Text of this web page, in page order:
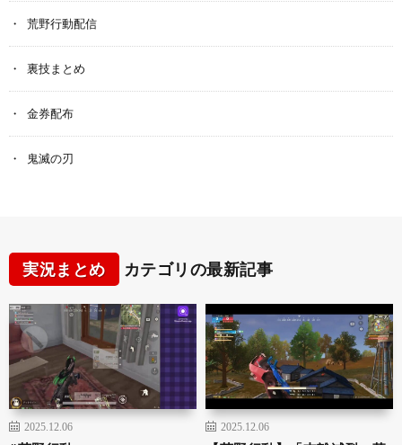
荒野行動配信
裏技まとめ
金券配布
鬼滅の刃
実況まとめ カテゴリの最新記事
2025.12.06 2025.12.06